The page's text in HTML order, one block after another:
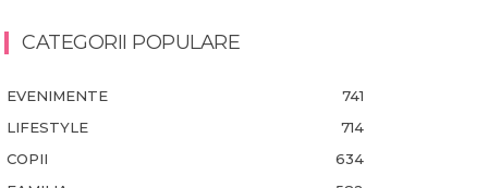
CATEGORII POPULARE
EVENIMENTE
741
LIFESTYLE
714
COPII
634